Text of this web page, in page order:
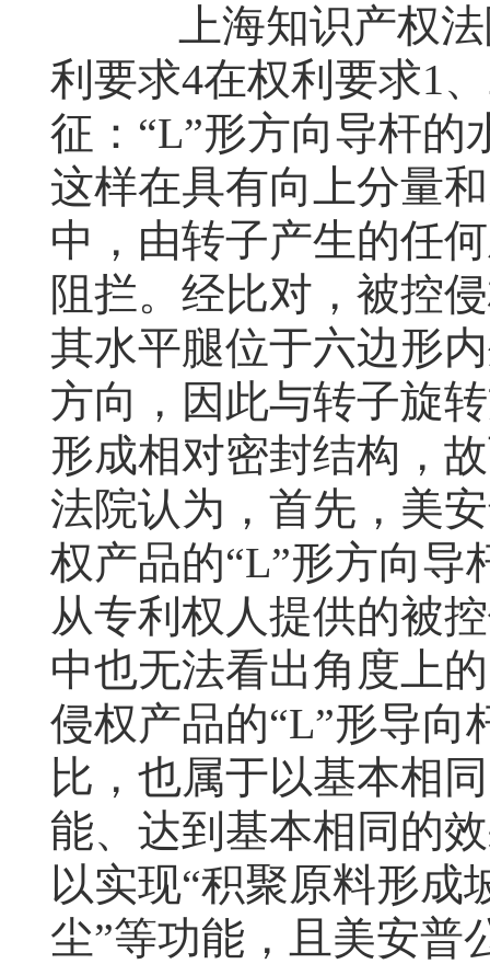
上海知识产权法
利要求4在权利要求1、
征：“L”形方向导杆的
这样在具有向上分量
中，由转子产生的任
阻拦。经比对，被控
其水平腿位于六边形
方向，因此与转子旋
形成相对密封结构，
法院认为，首先，美
权产品的“L”形方向导
从专利权人提供的被
中也无法看出角度上
侵权产品的“L”形导向
比，也属于以基本相
能、达到基本相同的
以实现“积聚原料形成
尘”等功能，且美安普